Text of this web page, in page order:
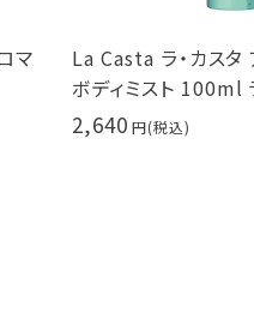
ラ・カスタ アイシーアロマ
スト 100ml ラカスタ